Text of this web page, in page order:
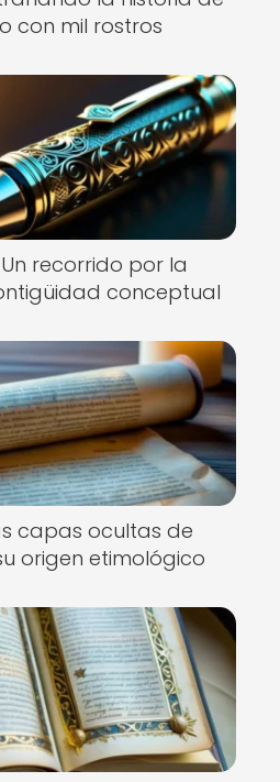
con mil rostros
Un recorrido por la
conceptual
capas ocultas de
origen etimológico